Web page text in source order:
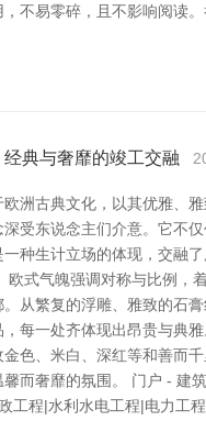
不易零碎，且不影响阅读
典与奢靡的竣工交融
洲古典文化，以其优雅、
受东说念主们介意。它不
种生计立场的体现，交融
欧式气魄强调对称与比例，
从繁复的浮雕、雅致的石
每一处齐体现出昂贵与典雅
色、米白、深红等和善而
而奢靡的氛围。 门户 - 建
工程|水利水电工程|电力工